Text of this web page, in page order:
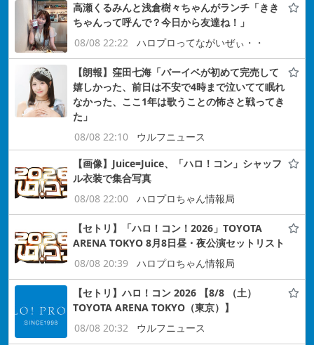
高瀬くるみんと浅倉樹々ちゃんがランチ「きき
ちゃんって呼んで？今日から友達ね！」
08/08 22:22
ハロプロってながいぜぃ・・
【朗報】窪田七海「バーイベが初めて完売して
嬉しかった、前日は不安で4時まで泣いてて眠れ
なかった、ここ1年は歌うことの怖さと戦ってき
た」
08/08 22:10
ウルフニュース
【画像】Juice=Juice、「ハロ！コン」シャッフ
ル衣装で集合写真
08/08 22:00
ハロプロちゃん情報局
【セトリ】「ハロ！コン！2026」TOYOTA
ARENA TOKYO 8月8日昼・夜公演セットリスト
08/08 20:39
ハロプロちゃん情報局
【セトリ】ハロ！コン 2026 【8/8 （土）
TOYOTA ARENA TOKYO（東京）】
08/08 20:32
ウルフニュース